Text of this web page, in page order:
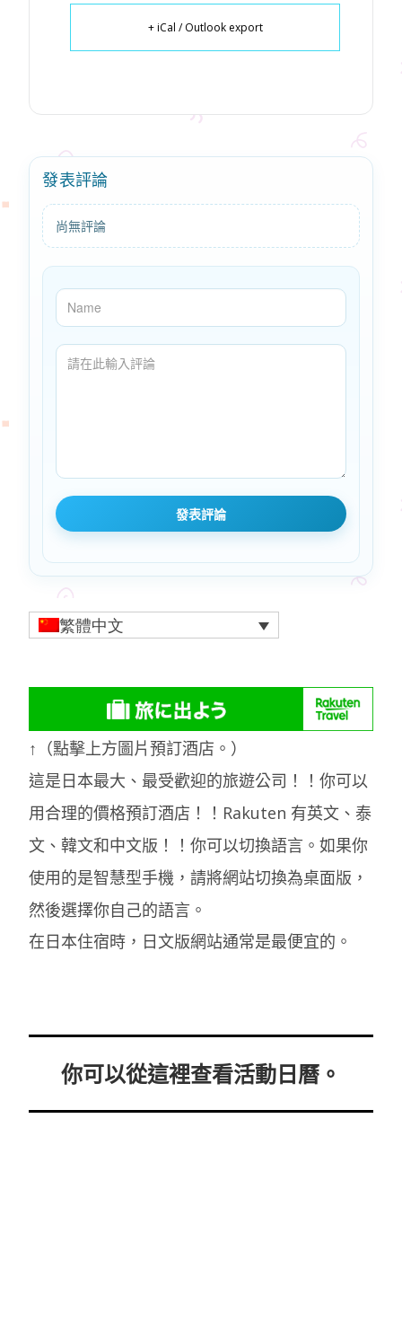
+ iCal / Outlook export
發表評論
尚無評論
繁體中文
↑（點擊上方圖片預訂酒店。）
這是日本最大、最受歡迎的旅遊公司！！你可以
用合理的價格預訂酒店！！Rakuten 有英文、泰
文、韓文和中文版！！你可以切換語言。如果你
使用的是智慧型手機，請將網站切換為桌面版，
然後選擇你自己的語言。
在日本住宿時，日文版網站通常是最便宜的。
你可以從這裡查看活動日曆。